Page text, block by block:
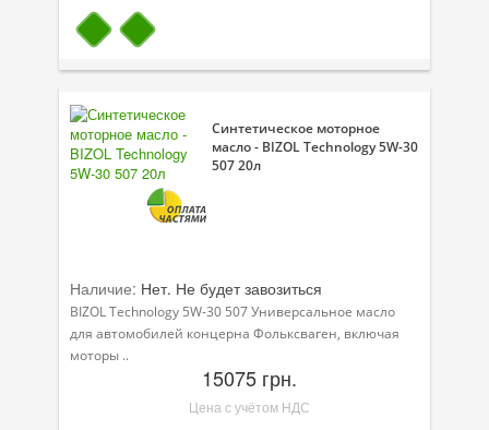
Синтетическое моторное
масло - BIZOL Technology 5W-30
507 20л
Наличие: Нет. Не будет завозиться
BIZOL Technology 5W-30 507 Универсальное масло
для автомобилей концерна Фольксваген, включая
моторы ..
15075 грн.
Цена с учётом НДС